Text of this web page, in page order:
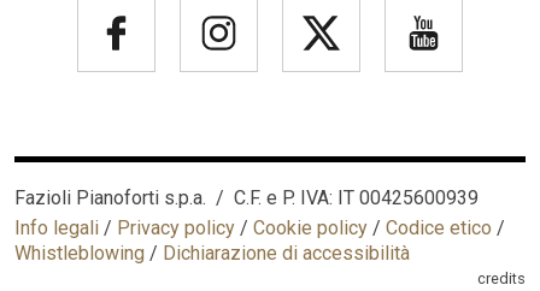
Fazioli Pianoforti s.p.a. / C.F. e P. IVA: IT 00425600939
Info legali / Privacy policy / Cookie policy / Codice etico /
Whistleblowing / Dichiarazione di accessibilità
credits